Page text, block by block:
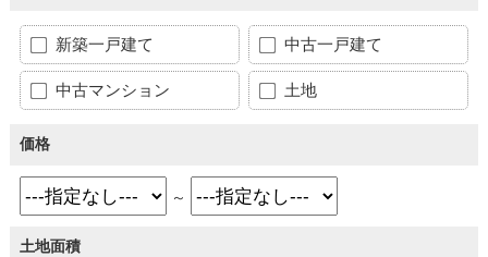
新築一戸建て 中古一戸建て
中古マンション 土地
価格
～
土地面積